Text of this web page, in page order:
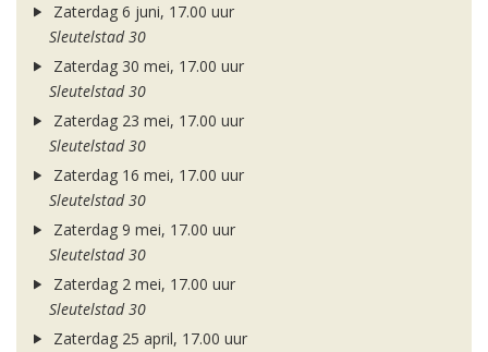
Zaterdag 6 juni, 17.00 uur
Sleutelstad 30
Zaterdag 30 mei, 17.00 uur
Sleutelstad 30
Zaterdag 23 mei, 17.00 uur
Sleutelstad 30
Zaterdag 16 mei, 17.00 uur
Sleutelstad 30
Zaterdag 9 mei, 17.00 uur
Sleutelstad 30
Zaterdag 2 mei, 17.00 uur
Sleutelstad 30
Zaterdag 25 april, 17.00 uur